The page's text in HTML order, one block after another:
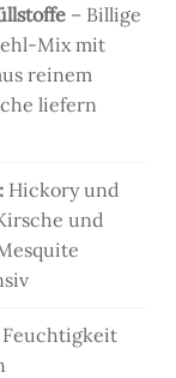
– Billige
Mix mit
reinem
liefern
Hickory und
und
Feuchtigkeit